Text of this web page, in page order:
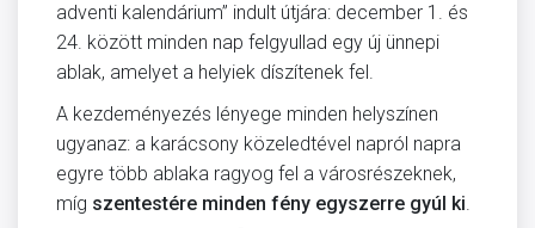
adventi kalendárium” indult útjára: december 1. és
24. között minden nap felgyullad egy új ünnepi
ablak, amelyet a helyiek díszítenek fel.
A kezdeményezés lényege minden helyszínen
ugyanaz: a karácsony közeledtével napról napra
egyre több ablaka ragyog fel a városrészeknek,
míg szentestére minden fény egyszerre gyúl ki